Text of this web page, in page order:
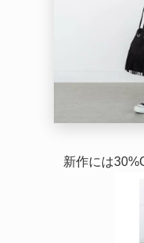
新作には